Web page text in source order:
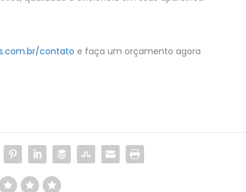
contato e faça um orçamento agora